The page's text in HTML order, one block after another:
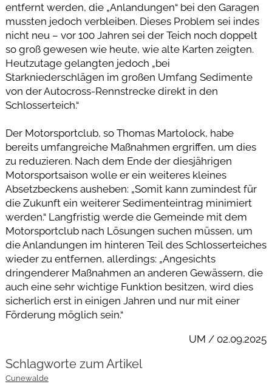
entfernt werden, die „Anlandungen“ bei den Garagen
mussten jedoch verbleiben. Dieses Problem sei indes
nicht neu – vor 100 Jahren sei der Teich noch doppelt
so groß gewesen wie heute, wie alte Karten zeigten.
Heutzutage gelangten jedoch „bei
Starkniederschlägen im großen Umfang Sedimente
von der Autocross-Rennstrecke direkt in den
Schlosserteich.“
Der Motorsportclub, so Thomas Martolock, habe
bereits umfangreiche Maßnahmen ergriffen, um dies
zu reduzieren. Nach dem Ende der diesjährigen
Motorsportsaison wolle er ein weiteres kleines
Absetzbeckens ausheben: „Somit kann zumindest für
die Zukunft ein weiterer Sedimenteintrag minimiert
werden.“ Langfristig werde die Gemeinde mit dem
Motorsportclub nach Lösungen suchen müssen, um
die Anlandungen im hinteren Teil des Schlosserteiches
wieder zu entfernen, allerdings: „Angesichts
dringenderer Maßnahmen an anderen Gewässern, die
auch eine sehr wichtige Funktion besitzen, wird dies
sicherlich erst in einigen Jahren und nur mit einer
Förderung möglich sein.“
UM / 02.09.2025
Schlagworte zum Artikel
Cunewalde